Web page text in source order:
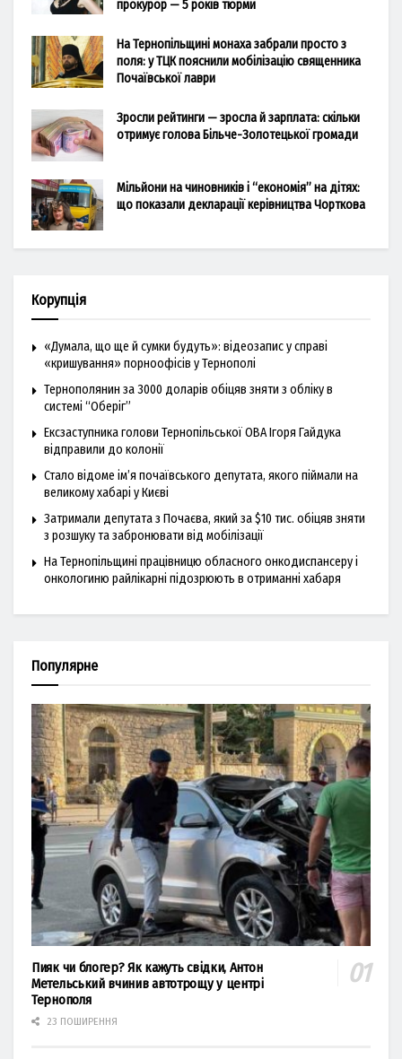
прокурор — 5 років тюрми
На Тернопільщині монаха забрали просто з
поля: у ТЦК пояснили мобілізацію священника
Почаївської лаври
Зросли рейтинги — зросла й зарплата: скільки
отримує голова Більче-Золотецької громади
Мільйони на чиновників і “економія” на дітях:
що показали декларації керівництва Чорткова
Корупція
«Думала, що ще й сумки будуть»: відеозапис у справі
«кришування» порноофісів у Тернополі
Тернополянин за 3000 доларів обіцяв зняти з обліку в
системі “Оберіг”
Ексзаступника голови Тернопільської ОВА Ігоря Гайдука
відправили до колонії
Стало відоме ім’я почаївського депутата, якого піймали на
великому хабарі у Києві
Затримали депутата з Почаєва, який за $10 тис. обіцяв зняти
з розшуку та забронювати від мобілізації
На Тернопільщині працівницю обласного онкодиспансеру і
онкологиню райлікарні підозрюють в отриманні хабаря
Популярне
Пияк чи блогер? Як кажуть свідки, Антон
Метельський вчинив автотрощу у центрі
Тернополя
23 ПОШИРЕННЯ